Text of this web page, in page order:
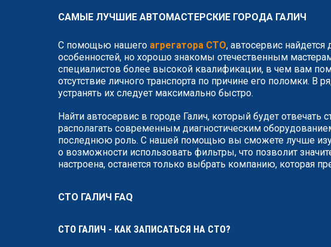
САМЫЕ ЛУЧШИЕ АВТОМАСТЕРСКИЕ ГОРОДА ГАЛИЧ
С помощью нашего агрегатора СТО, автосервис
особенностей, но хорошо знакомы отечественным
специалистов более высокой квалификации, в чем вам
отсутствие личного транспорта по причине его поломки.
устранять их следует максимально быстро.
Найти автосервис в городе Галич, который будет
располагать современным диагностическим
последнюю роль. С нашей помощью вы сможете лучше
о возможности использовать фильтры, что позволит
настроена, останется только выбрать компанию, которая
СТО ГАЛИЧ FAQ
СТО ГАЛИЧ - КАК ЗАПИСАТЬСЯ НА СТО?